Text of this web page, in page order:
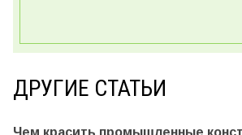
ДРУГИЕ СТАТЬИ
Чем красить промышленные